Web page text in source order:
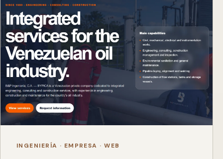
INGENIERÍA · EMPRESA · WEB